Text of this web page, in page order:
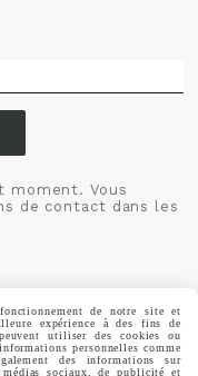
moment. Vous
de contact dans les
DE VENTE
COOKIES MON COMPTE
de notre site et
expérience à des fins de
utiliser des cookies ou
personnelles comme
des informations sur
sociaux, de publicité et